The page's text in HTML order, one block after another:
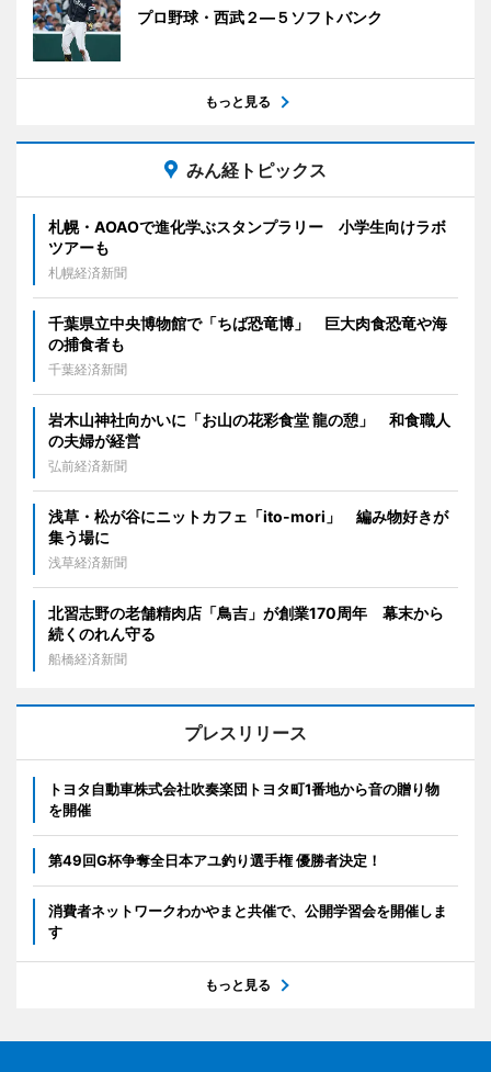
プロ野球・西武２―５ソフトバンク
もっと見る
みん経トピックス
札幌・AOAOで進化学ぶスタンプラリー 小学生向けラボ
ツアーも
札幌経済新聞
千葉県立中央博物館で「ちば恐竜博」 巨大肉食恐竜や海
の捕食者も
千葉経済新聞
岩木山神社向かいに「お山の花彩食堂 龍の憩」 和食職人
の夫婦が経営
弘前経済新聞
浅草・松が谷にニットカフェ「ito-mori」 編み物好きが
集う場に
浅草経済新聞
北習志野の老舗精肉店「鳥吉」が創業170周年 幕末から
続くのれん守る
船橋経済新聞
プレスリリース
トヨタ自動車株式会社吹奏楽団トヨタ町1番地から音の贈り物
を開催
第49回G杯争奪全日本アユ釣り選手権 優勝者決定！
消費者ネットワークわかやまと共催で、公開学習会を開催しま
す
もっと見る